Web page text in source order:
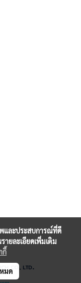
CO., LTD.
และประสบการณ์ที่ดี
ายละเอียดเพิ่มเติม
กี้
มด